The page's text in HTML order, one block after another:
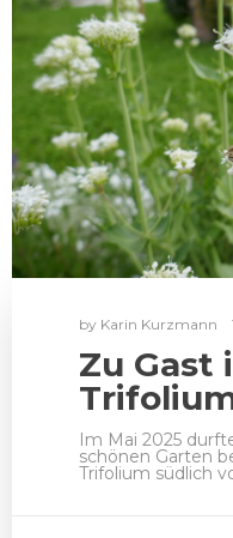
by Karin Kurzmann
Zu Gast
Im Mai 2025
schönen Garten
Trifolium südlich